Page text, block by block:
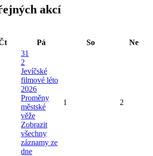
akcí
Pá So Ne
31
2
Jevíčské
filmové léto
2026
Proměny
městské
věže
Zobrazit
všechny
záznamy ze
dne
1 2